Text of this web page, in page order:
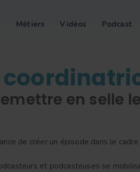
Métiers Vidéos Podcast
en selle
de créer un épisode dans le
et podcasteuses se